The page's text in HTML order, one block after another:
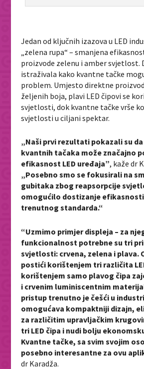
Jedan od ključnih izazova u LED
„zelena rupa“ – smanjena
proizvode zelenu i amber svjetlost.
istraživala kako kvantne tačke
problem. Umjesto direktne
željenih boja, plavi LED čipovi se
svjetlosti, dok kvantne tačke vrše
svjetlosti u ciljani spektar.
„Naši prvi rezultati pokazali su
kvantnih tačaka može značajno
efikasnost LED uređaja”, kaže dr
„Posebno smo se fokusirali na
gubitaka zbog reapsorpcije
omogućilo dostizanje efikasnosti
trenutnog standarda.“
“Uzmimo primjer displeja – za
funkcionalnost potrebne su tri
svjetlosti: crvena, zelena i plava.
postići korištenjem tri različita
korištenjem samo plavog čipa
i crvenim luminiscentnim
pristup trenutno je češći u
omogućava kompaktniji dizajn,
za različitim upravljačkim
tri LED čipa i nudi bolju
Kvantne tačke, sa svim svojim
posebno interesantne za ovu
dr Karadža.